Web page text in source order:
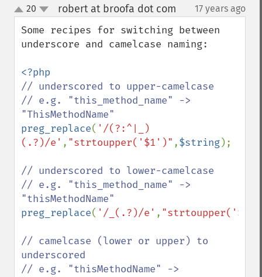
up
down
20 robert at broofa dot com 17 years ago
Some recipes for switching between
underscore and camelcase naming:
// underscored to upper-camelcase
// e.g. "this_method_name" ->
preg_replace( '/(?:^|_)
(.?)/e' , "strtoupper('$1')" ,$string);
// underscored to lower-camelcase
// e.g. "this_method_name" ->
preg_replace( '/_(.?)/e' ,
// camelcase (lower or upper) to
underscored
// e.g. "thisMethodName" ->